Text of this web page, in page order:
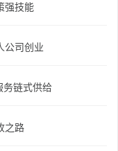
强技能
公司创业
务链式供给
之路